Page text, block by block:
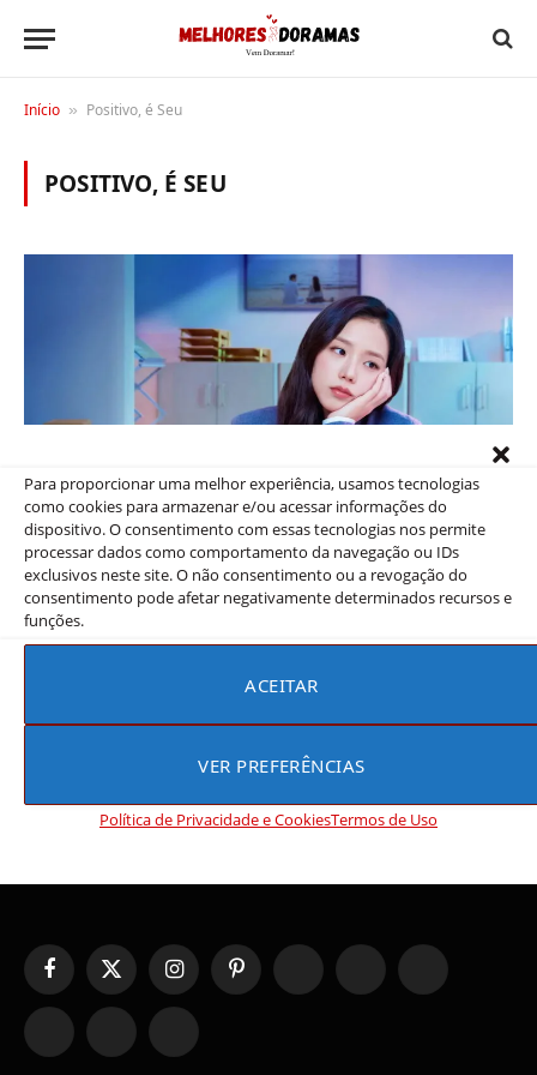
Para proporcionar uma melhor experiência, usamos tecnologias
como cookies para armazenar e/ou acessar informações do
dispositivo. O consentimento com essas tecnologias nos permite
processar dados como comportamento da navegação ou IDs
exclusivos neste site. O não consentimento ou a revogação do
consentimento pode afetar negativamente determinados recursos e
funções.
ACEITAR
VER PREFERÊNCIAS
Política de Privacidade e CookiesTermos de Uso
Início » Positivo, é Seu
POSITIVO, É SEU
DICAS
Os 10 melhores k-dramas de comédia
romântica de 2026
Rebeca Rios
Os k-dramas de comédia romântica de 2026 chegaram
FacebookX
(Twitter)
InstagramPinterest YouTube Tumblr WhatsApp
TikTok Telegram Threads